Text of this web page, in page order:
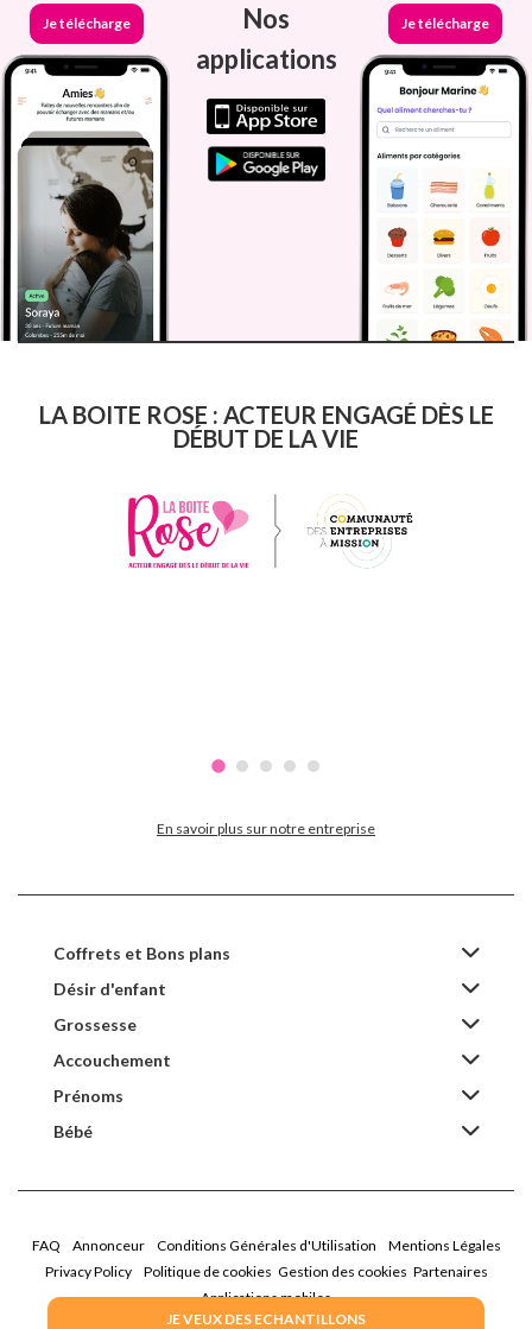
JE VEUX DES ECHANTILLONS
Je télécharge
Nos
applications
Je télécharge
LA BOITE ROSE : ACTEUR ENGAGÉ DÈS LE
DÉBUT DE LA VIE
En savoir plus sur notre entreprise
Coffrets et Bons plans
Désir d'enfant
Grossesse
Accouchement
Prénoms
Bébé
FAQ Annonceur Conditions Générales d'Utilisation
Mentions Légales
Privacy Policy
Politique de cookies Gestion des cookies Partenaires
Applications mobiles